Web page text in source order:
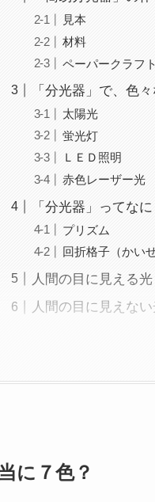
見本
材料
ペーパークラフ
「分光器」で、色
太陽光
蛍光灯
ＬＥＤ照明
赤色レーザー光
「分光器」ってなに
プリズム
回折格子（かい
人間の目に見える
人間の目に見えない
に７色？